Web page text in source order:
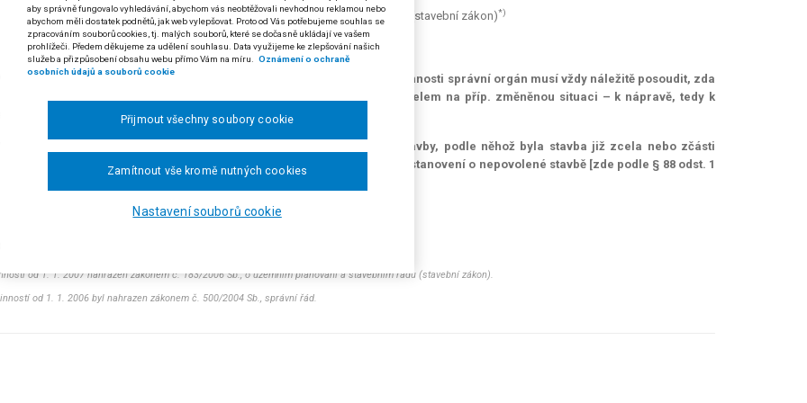
1 písm. b) zákona č. 50/1976 Sb., o územním plánování a stavebním řádu (stavební zákon)*)
řádu (č. 71/1967 Sb.)**)
úvaze o zrušení pravomocného rozhodnutí v rámci výkonu dozorčí činnosti správní orgán musí vždy náležitě posoudit, zda
řízení a v novém rozhodnutí může dojít v rámci možností – se zřetelem na příp. změněnou situaci – k nápravě, tedy k
vytýkané nezákonnosti.
případě zrušení původního pravomocného rozhodnutí o povolení stavby, podle něhož byla stavba již zcela nebo zčásti
je nutno při znovupovolení stavby postupovat analogicky podle ustanovení o nepovolené stavbě [zde podle § 88 odst. 1
stavebního zákona z roku 1976].
Nejvyššího správního soudu ze dne 28. 1. 2009,
od 1. 1. 2007 nahrazen zákonem č. 183/2006 Sb., o územním plánování a stavebním řádu (stavební zákon).
od 1. 1. 2006 byl nahrazen zákonem č. 500/2004 Sb., správní řád.
aby správně fungovalo vyhledávání, abychom vás neobtěžovali nevhodnou reklamou nebo
abychom měli dostatek podnětů, jak web vylepšovat. Proto od Vás potřebujeme souhlas se
zpracováním souborů cookies, tj. malých souborů, které se dočasně ukládají ve vašem
prohlížeči. Předem děkujeme za udělení souhlasu. Data využijeme ke zlepšování našich
služeb a přizpůsobení obsahu webu přímo Vám na míru.
Oznámení o ochraně
osobních údajů a souborů cookie
Nastavení souborů cookie
Zamítnout vše kromě nutných cookies
Přijmout všechny soubory cookie